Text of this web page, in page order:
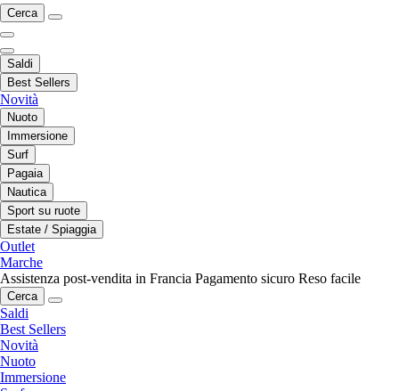
Cerca
Saldi
Best Sellers
Novità
Nuoto
Immersione
Surf
Pagaia
Nautica
Sport su ruote
Estate / Spiaggia
Outlet
Marche
Assistenza post-vendita in Francia Pagamento sicuro Reso facile
Cerca
Saldi
Best Sellers
Novità
Nuoto
Immersione